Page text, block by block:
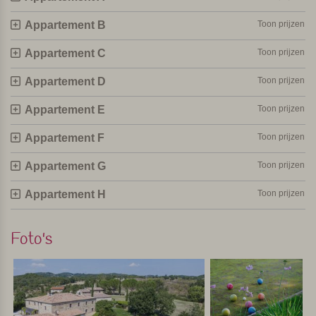
Persoonlijk geselecteerd en bezocht door Margot De Kruif – My Italy
Appartement B Toon prijzen
Appartement C Toon prijzen
Appartement D Toon prijzen
Appartement E Toon prijzen
Appartement F Toon prijzen
Appartement G Toon prijzen
Appartement H Toon prijzen
Foto's